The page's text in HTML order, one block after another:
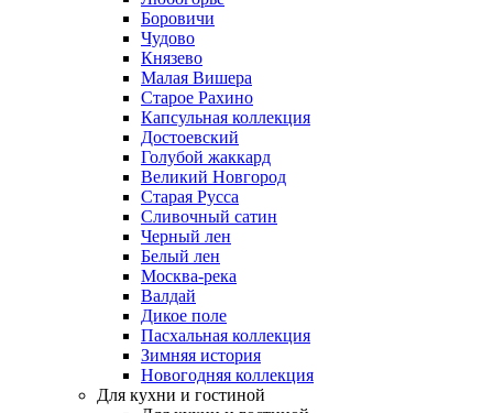
Боровичи
Чудово
Князево
Малая Вишера
Старое Рахино
Капсульная коллекция
Достоевский
Голубой жаккард
Великий Новгород
Старая Русса
Сливочный сатин
Черный лен
Белый лен
Москва-река
Валдай
Дикое поле
Пасхальная коллекция
Зимняя история
Новогодняя коллекция
Для кухни и гостиной